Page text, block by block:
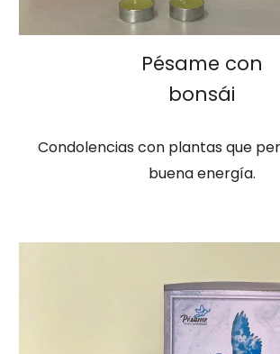
Pésame con
bonsái
Condolencias con plantas que
buena energía.